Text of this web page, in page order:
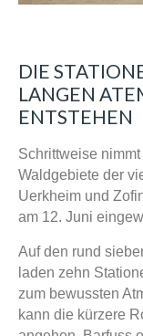
DIE
LANGEN
ENTSTEHEN
Schrittweise
Waldgebiete der
Uerkheim und
am 12. Juni
Auf den rund
laden zehn
zum bewussten
kann die kürzere